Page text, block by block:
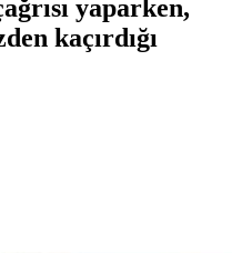
yaparken,
kaçırdığı